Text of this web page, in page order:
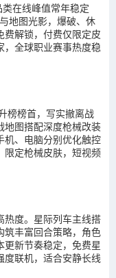
在线峰值常年稳定
地图光影，爆破、休
费解锁，付费仅限定皮
，全球职业赛事热度稳
榜榜首，写实撤离战
地图搭配深度枪械改装
机、电脑分别优化触控
限定枪械皮肤，短视频
热度。星际列车主线搭
筑丰富回合策略，角色
更新节奏稳定，免费星
度联机，适合安静长线